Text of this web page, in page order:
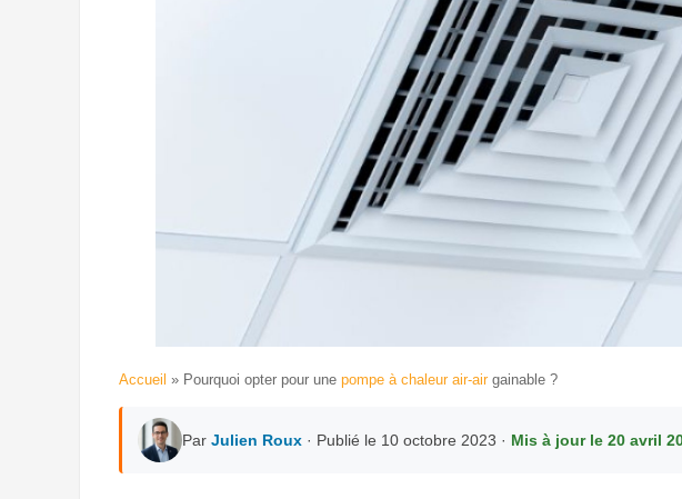
Accueil » Pourquoi opter pour une pompe à chaleur air-airgainable ?
Par Julien Roux · Publié le 10 octobre 2023 · Mis à jour le 20 avril